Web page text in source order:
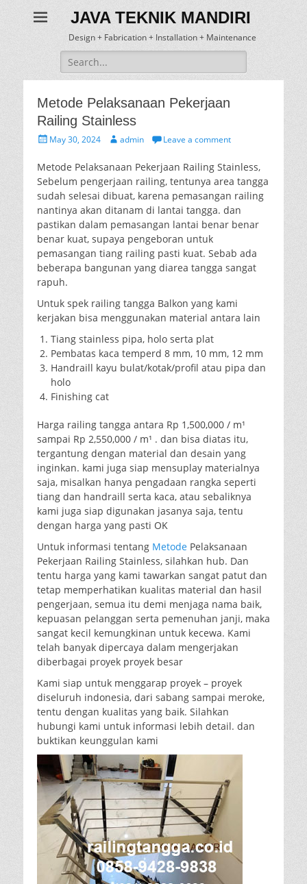
JAVA TEKNIK MANDIRI
Design + Fabrication + Installation + Maintenance
Search
for:
Metode Pelaksanaan Pekerjaan
Railing Stainless
PostedMay 30, 2024 Author
admin Leave a comment
Metode Pelaksanaan Pekerjaan Railing Stainless,
Sebelum pengerjaan railing, tentunya area tangga
sudah selesai dibuat, karena pemasangan railing
nantinya akan ditanam di lantai tangga. dan
pastikan dalam pemasangan lantai benar benar
benar kuat, supaya pengeboran untuk
pemasangan tiang railing pasti kuat. Sebab ada
beberapa bangunan yang diarea tangga sangat
rapuh.
Untuk spek railing tangga Balkon yang kami
kerjakan bisa menggunakan material antara lain
Tiang stainless pipa, holo serta plat
Pembatas kaca temperd 8 mm, 10 mm, 12 mm
Handraill kayu bulat/kotak/profil atau pipa dan
holo
Finishing cat
Harga railing tangga antara Rp 1,500,000 / m¹
sampai Rp 2,550,000 / m¹ . dan bisa diatas itu,
tergantung dengan material dan desain yang
inginkan. kami juga siap mensuplay materialnya
saja, misalkan hanya pengadaan rangka seperti
tiang dan handraill serta kaca, atau sebaliknya
kami juga siap digunakan jasanya saja, tentu
dengan harga yang pasti OK
Untuk informasi tentang Metode Pelaksanaan
Pekerjaan Railing Stainless, silahkan hub. Dan
tentu harga yang kami tawarkan sangat patut dan
tetap memperhatikan kualitas material dan hasil
pengerjaan, semua itu demi menjaga nama baik,
kepuasan pelanggan serta pemenuhan janji, maka
sangat kecil kemungkinan untuk kecewa. Kami
telah banyak dipercaya dalam mengerjakan
diberbagai proyek proyek besar
Kami siap untuk menggarap proyek – proyek
diseluruh indonesia, dari sabang sampai meroke,
tentu dengan kualitas yang baik. Silahkan
hubungi kami untuk informasi lebih detail. dan
buktikan keunggulan kami